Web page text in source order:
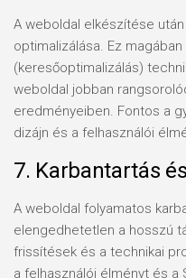
A weboldal elkészítése
optimalizálása. Ez magában
(keresőoptimalizálás)
weboldal jobban
eredményeiben. Fontos a
dizájn és a felhasználói
7. Karbantartás
A weboldal folyamatos
elengedhetetlen a hosszú
frissítések és a technikai
a felhasználói élményt és a